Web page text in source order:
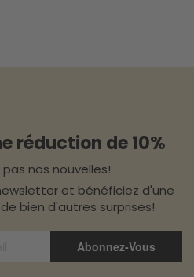
réduction de 10%
nos nouvelles!
et bénéficiez d'une
bien d'autres surprises!
Abonnez-Vous